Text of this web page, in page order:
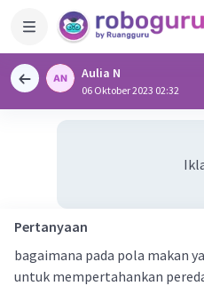
Aulia N
06 Oktober 2023 02:32
Pertanyaan
bagaimana pada pola makan
untuk mempertahankan